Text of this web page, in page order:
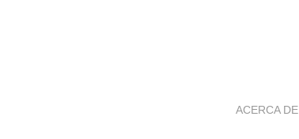
ACERCA DE